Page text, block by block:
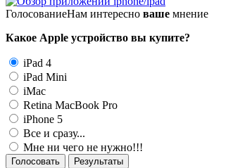
ГолосованиеНам интересно ваше мнение
Какое Apple устройство вы купите?
iPad 4
iPad Mini
iMac
Retina MacBook Pro
iPhone 5
Все и сразу...
Мне ни чего не нужно!!!
Голосовать Результаты